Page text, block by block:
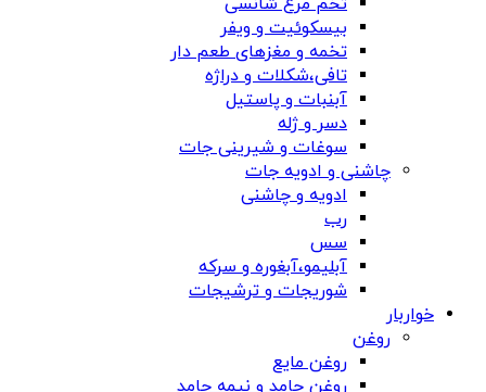
بیسکوئیت و ویفر
تخمه و مغزهای طعم دار
تافی،شکلات و دراژه
آبنبات و پاستیل
دسر و ژله
سوغات و شیرینی جات
چاشنی و ادویه جات
ادویه و چاشنی
رب
سس
آبلیمو،آبغوره و سرکه
شوریجات و ترشیجات
خواربار
روغن
روغن مایع
روغن جامد و نیمه جامد